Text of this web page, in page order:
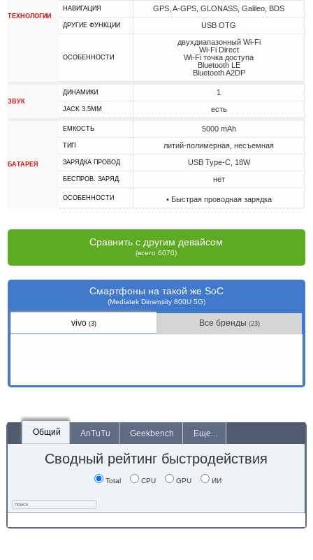
ТЕХНОЛОГИИ
НАВИГАЦИЯ GPS, A-GPS, GLONASS, Galileo, BDS
ДРУГИЕ ФУНКЦИИ USB OTG
ОСОБЕННОСТИ
двухдиапазонный Wi-Fi
Wi-Fi Direct
Wi-Fi точка доступа
Bluetooth LE
Bluetooth A2DP
ЗВУК
ДИНАМИКИ 1
JACK 3.5MM есть
БАТАРЕЯ
ЕМКОСТЬ 5000 mAh
ТИП литий-полимерная, несъемная
ЗАРЯДКА ПРОВОД USB Type-C, 18W
БЕСПРОВ. ЗАРЯД. нет
ОСОБЕННОСТИ • Быстрая проводная зарядка
Сравнить с другим девайсом
(всего 6070)
Смартфоны на такой же SoC
(Mediatek Dimensity 800U 5G)
vivo(3) Все бренды(23)
Общий AnTuTu Geekbench Еще...
Сводный рейтинг быстродействия
Total CPU GPU ИИ